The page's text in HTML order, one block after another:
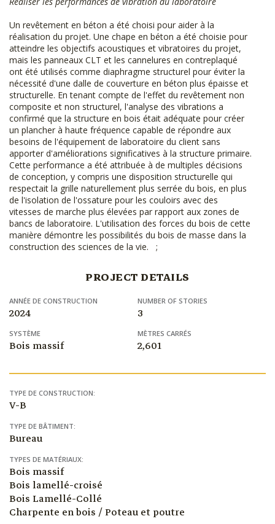
Un revêtement en béton a été choisi pour aider à la
réalisation du projet. Une chape en béton a été choisie pour
atteindre les objectifs acoustiques et vibratoires du projet,
mais les panneaux CLT et les cannelures en contreplaqué
ont été utilisés comme diaphragme structurel pour éviter la
nécessité d'une dalle de couverture en béton plus épaisse et
structurelle. En tenant compte de l'effet du revêtement non
composite et non structurel, l'analyse des vibrations a
confirmé que la structure en bois était adéquate pour créer
un plancher à haute fréquence capable de répondre aux
besoins de l'équipement de laboratoire du client sans
apporter d'améliorations significatives à la structure primaire.
Cette performance a été attribuée à de multiples décisions
de conception, y compris une disposition structurelle qui
respectait la grille naturellement plus serrée du bois, en plus
de l'isolation de l'ossature pour les couloirs avec des
vitesses de marche plus élevées par rapport aux zones de
bancs de laboratoire. L'utilisation des forces du bois de cette
manière démontre les possibilités du bois de masse dans la
construction des sciences de la vie. ;
PROJECT DETAILS
ANNÉE DE CONSTRUCTION
2024
NUMBER OF STORIES
3
SYSTÈME
Bois massif
MÈTRES CARRÉS
2,601
TYPE DE CONSTRUCTION:
V-B
TYPE DE BÂTIMENT:
Bureau
TYPES DE MATÉRIAUX:
Bois massif
Bois lamellé-croisé
Bois Lamellé-Collé
Charpente en bois / Poteau et poutre